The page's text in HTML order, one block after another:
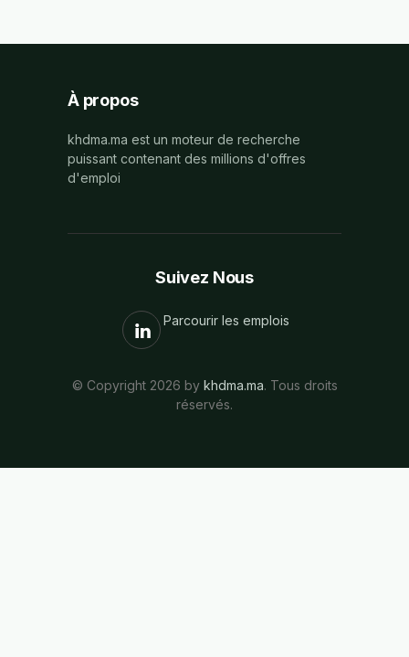
À propos
khdma.ma est un moteur de recherche
puissant contenant des millions d'offres
d'emploi
Suivez Nous
Parcourir les emplois
© Copyright 2026 by khdma.ma. Tous droits
réservés.